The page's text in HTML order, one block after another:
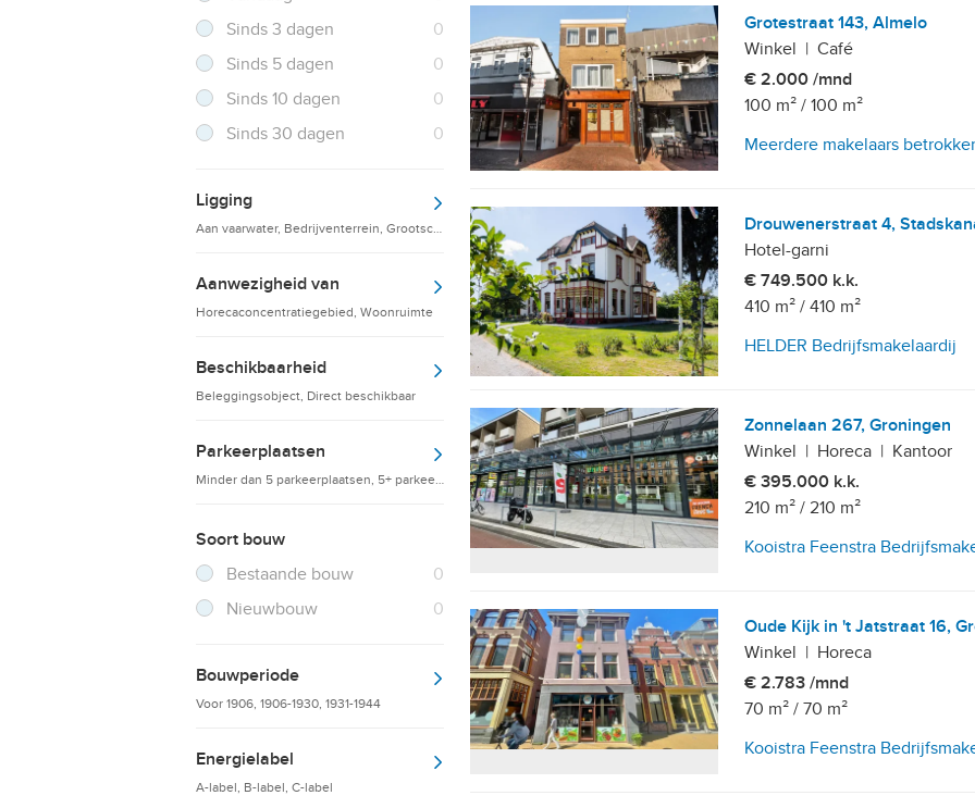
Sinds 3 dagen
0
Sinds 5 dagen
0
Sinds 10 dagen
0
Sinds 30 dagen
0
Ligging
Aan vaarwater, Bedrijventerrein, Grootschalige detailhandelsvestigingen
Aanwezigheid van
Horecaconcentratiegebied, Woonruimte
Beschikbaarheid
Beleggingsobject, Direct beschikbaar
Parkeerplaatsen
Minder dan 5 parkeerplaatsen, 5+ parkeerplaatsen, 10+ parkeerplaatsen
Soort bouw
Filter verwijderen
Bestaande bouw 0
Resultaten
Nieuwbouw
0
Resultaten
Bouwperiode
Voor 1906, 1906-1930, 1931-1944
Energielabel
A-label, B-label, C-label
Grotestraat 143, Almelo
Winkel | Café
€ 2.000 /mnd
100 m² / 100 m²
Meerdere makelaars
Drouwenerstraat 4,
Hotel-garni
€ 749.500 k.k.
410 m² / 410 m²
HELDER Bedrijfsmakelaardij
Zonnelaan 267, Groningen
Winkel | Horeca | Kantoor
€ 395.000 k.k.
210 m² / 210 m²
Kooistra Feenstra
Oude Kijk in 't Jatstraat 16,
Winkel | Horeca
€ 2.783 /mnd
70 m² / 70 m²
Kooistra Feenstra